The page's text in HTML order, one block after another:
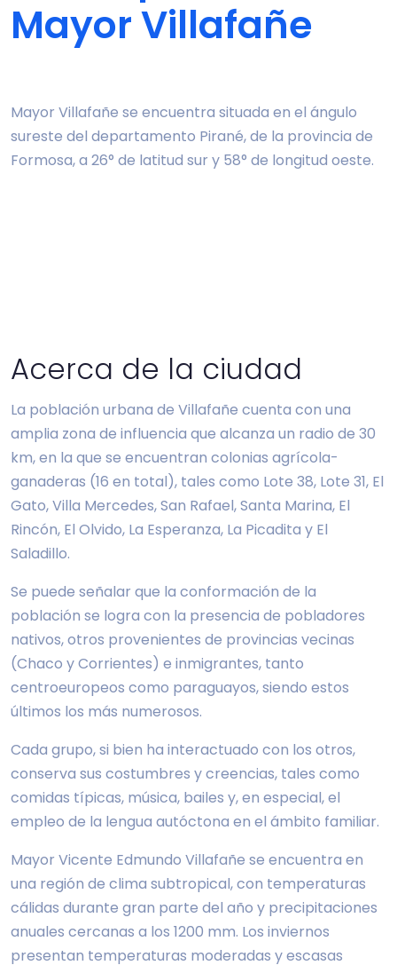
Mayor Villafañe
Mayor Villafañe se encuentra situada en el ángulo
sureste del departamento Pirané, de la provincia de
Formosa, a 26° de latitud sur y 58° de longitud oeste.
Acerca de la ciudad
La población urbana de Villafañe cuenta con una
amplia zona de influencia que alcanza un radio de 30
km, en la que se encuentran colonias agrícola-
ganaderas (16 en total), tales como Lote 38, Lote 31, El
Gato, Villa Mercedes, San Rafael, Santa Marina, El
Rincón, El Olvido, La Esperanza, La Picadita y El
Saladillo.
Se puede señalar que la conformación de la
población se logra con la presencia de pobladores
nativos, otros provenientes de provincias vecinas
(Chaco y Corrientes) e inmigrantes, tanto
centroeuropeos como paraguayos, siendo estos
últimos los más numerosos.
Cada grupo, si bien ha interactuado con los otros,
conserva sus costumbres y creencias, tales como
comidas típicas, música, bailes y, en especial, el
empleo de la lengua autóctona en el ámbito familiar.
Mayor Vicente Edmundo Villafañe se encuentra en
una región de clima subtropical, con temperaturas
cálidas durante gran parte del año y precipitaciones
anuales cercanas a los 1200 mm. Los inviernos
presentan temperaturas moderadas y escasas